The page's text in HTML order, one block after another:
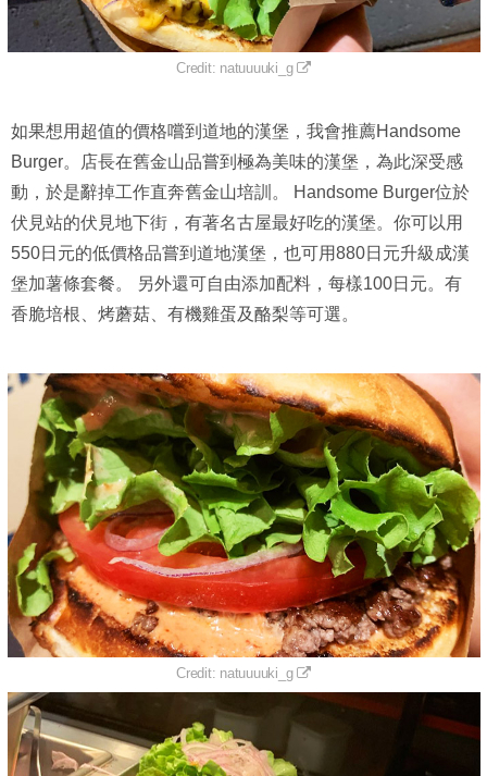
Credit: natuuuuki_g
如果想用超值的價格嚐到道地的漢堡，我會推薦Handsome
Burger。店長在舊金山品嘗到極為美味的漢堡，為此深受感
動，於是辭掉工作直奔舊金山培訓。 Handsome Burger位於
伏見站的伏見地下街，有著名古屋最好吃的漢堡。你可以用
550日元的低價格品嘗到道地漢堡，也可用880日元升級成漢
堡加薯條套餐。 另外還可自由添加配料，每樣100日元。有
香脆培根、烤蘑菇、有機雞蛋及酪梨等可選。
Credit: natuuuuki_g